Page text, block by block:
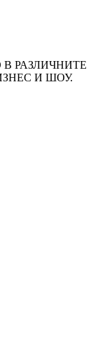
РАЗЛИЧНИТЕ
И ШОУ.